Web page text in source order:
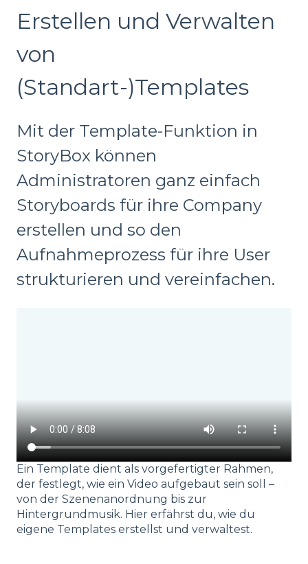
Erstellen und Verwalten
von
(Standart-)Templates
Mit der Template-Funktion in
StoryBox können
Administratoren ganz einfach
Storyboards für ihre Company
erstellen und so den
Aufnahmeprozess für ihre User
strukturieren und vereinfachen.
Ein Template dient als vorgefertigter Rahmen,
der festlegt, wie ein Video aufgebaut sein soll –
von der Szenenanordnung bis zur
Hintergrundmusik. Hier erfährst du, wie du
eigene Templates erstellst und verwaltest.